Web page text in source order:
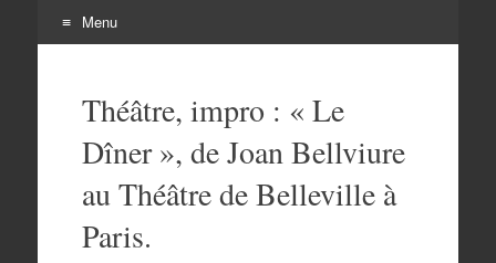
Menu
contenuThéâtre, impro : « Le
Dîner », de Joan Bellviure
au Théâtre de Belleville à
Paris.